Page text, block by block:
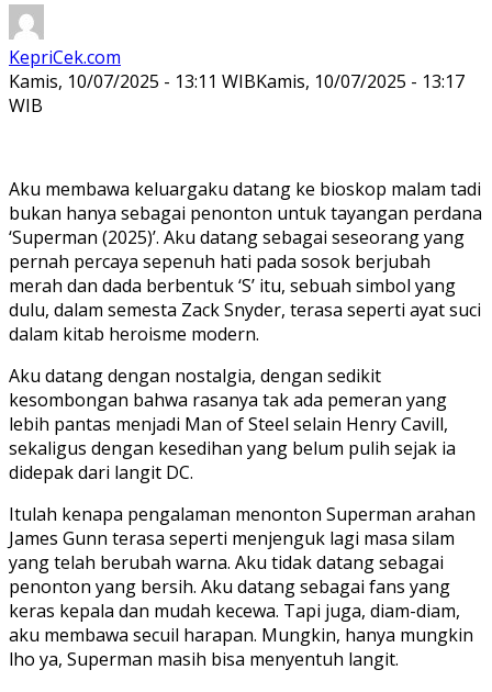
KepriCek.com
Kamis, 10/07/2025 - 13:11 WIBKamis, 10/07/2025 - 13:17
WIB
Aku membawa keluargaku datang ke bioskop malam tadi
bukan hanya sebagai penonton untuk tayangan perdana
‘Superman (2025)’. Aku datang sebagai seseorang yang
pernah percaya sepenuh hati pada sosok berjubah
merah dan dada berbentuk ‘S’ itu, sebuah simbol yang
dulu, dalam semesta Zack Snyder, terasa seperti ayat suci
dalam kitab heroisme modern.
Aku datang dengan nostalgia, dengan sedikit
kesombongan bahwa rasanya tak ada pemeran yang
lebih pantas menjadi Man of Steel selain Henry Cavill,
sekaligus dengan kesedihan yang belum pulih sejak ia
didepak dari langit DC.
Itulah kenapa pengalaman menonton Superman arahan
James Gunn terasa seperti menjenguk lagi masa silam
yang telah berubah warna. Aku tidak datang sebagai
penonton yang bersih. Aku datang sebagai fans yang
keras kepala dan mudah kecewa. Tapi juga, diam-diam,
aku membawa secuil harapan. Mungkin, hanya mungkin
lho ya, Superman masih bisa menyentuh langit.